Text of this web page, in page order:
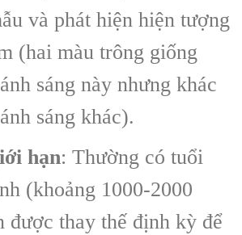
và phát hiện hiện tượng
(hai màu trông giống
sáng này nhưng khác
sáng khác).
hạn: Thường có tuổi
(khoảng 1000-2000
được thay thế định kỳ để